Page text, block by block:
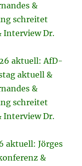
&
schreitet
Interview Dr.
aktuell: AfD-
aktuell &
&
schreitet
Interview Dr.
aktuell: Jörges
&